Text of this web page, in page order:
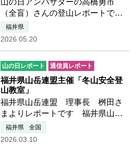
山の日アンバサダーの高橋勇市
（全盲）さんの登山レポートです
皆様、こんにちは、山の日アンバ
サダーの高橋勇市です。2025年8月
た。しかし、現実は非情事態で
す。…つづきを読む
福井県
2026.05.20
山の日レポート 通信員レポート
福井県山岳連盟主催「冬山安全登
山教室」
福井県山岳連盟 理事長 桝田さ
まよりレポートです 福井県山岳
連盟では、初心者対象の安全登山
教室を季節ごとに開催していま
福井県 全国
2026.03.10